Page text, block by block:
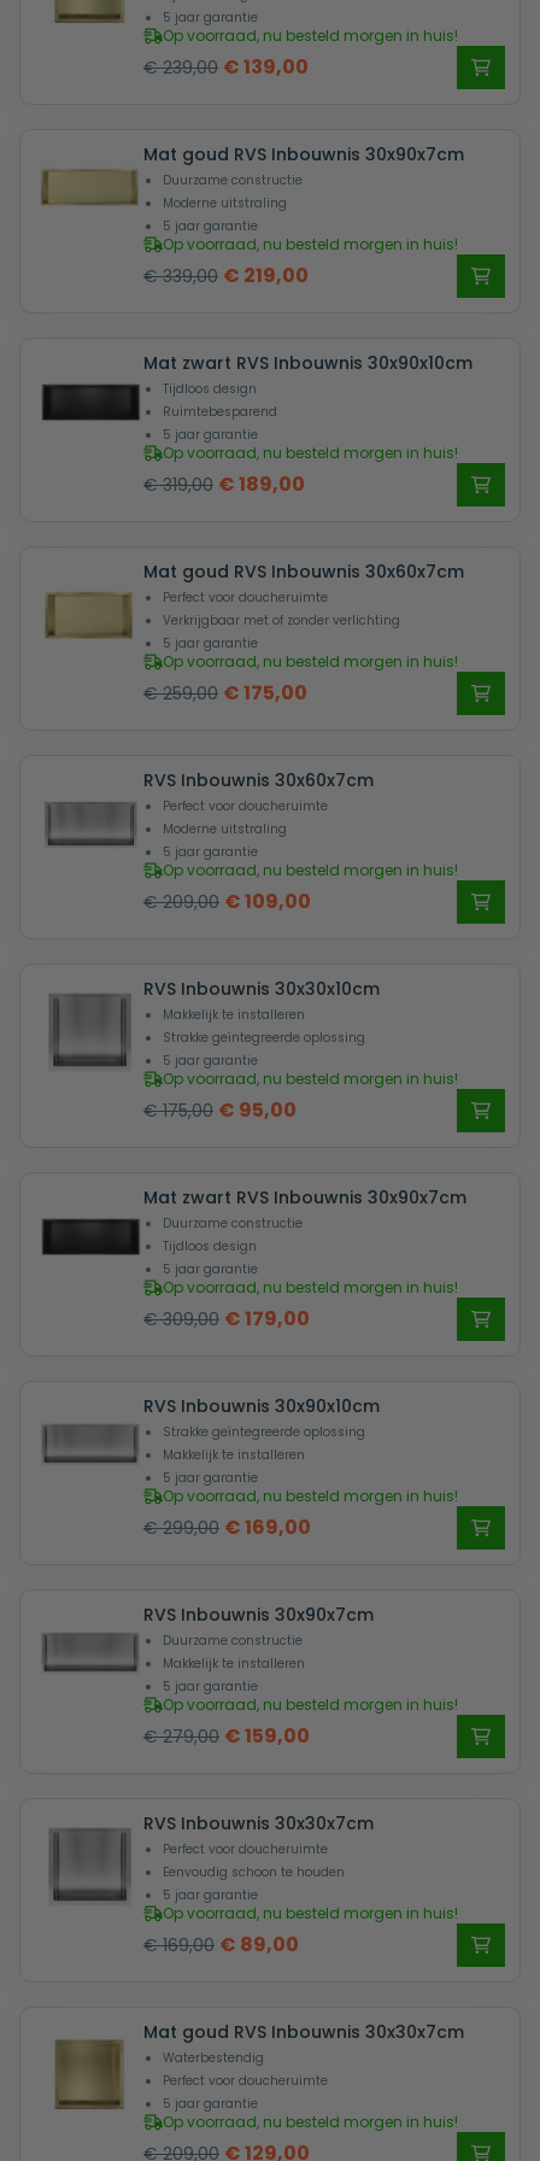
5 jaar garantie
Op voorraad, nu besteld morgen in huis!
€239,00 Oorspronkelijke
was:
€ 239,00.
€139,00
is:
€ 139,00.
Mat goud RVS Inbouwnis 30x90x7cm
Duurzame constructie
Moderne uitstraling
5 jaar garantie
Op voorraad, nu besteld morgen in huis!
€339,00 Oorspronkelijke
was:
€ 339,00.
€ 219,00
is:
€ 219,00.
Mat zwart RVS Inbouwnis 30x90x10cm
Tijdloos design
Ruimtebesparend
5 jaar garantie
Op voorraad, nu besteld morgen in huis!
€319,00 Oorspronkelijke
was:
€ 319,00.
€189,00
is:
€ 189,00.
Mat goud RVS Inbouwnis 30x60x7cm
Perfect voor doucheruimte
Verkrijgbaar met of zonder verlichting
5 jaar garantie
Op voorraad, nu besteld morgen in huis!
€259,00 Oorspronkelijke
was:
€ 259,00.
€175,00
is:
€ 175,00.
RVS Inbouwnis 30x60x7cm
Perfect voor doucheruimte
Moderne uitstraling
5 jaar garantie
Op voorraad, nu besteld morgen in huis!
€209,00 Oorspronkelijke
was:
€ 209,00.
€109,00
is:
€ 109,00.
RVS Inbouwnis 30x30x10cm
Makkelijk te installeren
Strakke geïntegreerde oplossing
5 jaar garantie
Op voorraad, nu besteld morgen in huis!
€175,00 Oorspronkelijke
was:
€ 175,00.
€ 95,00
is:
€ 95,00.
Mat zwart RVS Inbouwnis 30x90x7cm
Duurzame constructie
Tijdloos design
5 jaar garantie
Op voorraad, nu besteld morgen in huis!
€309,00 Oorspronkelijke
was:
€ 309,00.
€179,00
is:
€ 179,00.
RVS Inbouwnis 30x90x10cm
Strakke geïntegreerde oplossing
Makkelijk te installeren
5 jaar garantie
Op voorraad, nu besteld morgen in huis!
€299,00 Oorspronkelijke
was:
€ 299,00.
€169,00
is:
€ 169,00.
RVS Inbouwnis 30x90x7cm
Duurzame constructie
Makkelijk te installeren
5 jaar garantie
Op voorraad, nu besteld morgen in huis!
€279,00 Oorspronkelijke
was:
€ 279,00.
€159,00
is:
€ 159,00.
RVS Inbouwnis 30x30x7cm
Perfect voor doucheruimte
Eenvoudig schoon te houden
5 jaar garantie
Op voorraad, nu besteld morgen in huis!
€169,00 Oorspronkelijke
was:
€ 169,00.
€ 89,00
is:
€ 89,00.
Mat goud RVS Inbouwnis 30x30x7cm
Waterbestendig
Perfect voor doucheruimte
5 jaar garantie
Op voorraad, nu besteld morgen in huis!
€209,00 Oorspronkelijke
€129,00